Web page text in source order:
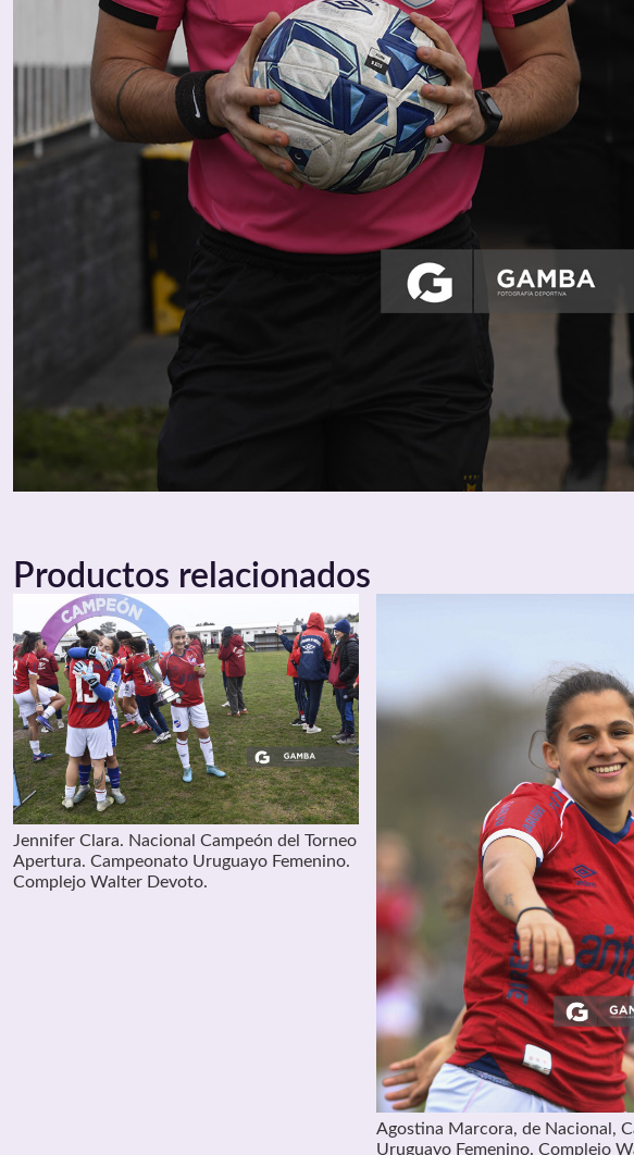
Productos relacionados
Jennifer Clara. Nacional Campeón del Torneo
Apertura. Campeonato Uruguayo Femenino.
Complejo Walter Devoto.
Agostina Marcora, de Nacional,
Uruguayo Femenino. Complejo